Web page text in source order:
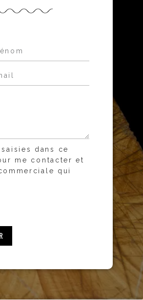
dans ce
me contacter et
qui